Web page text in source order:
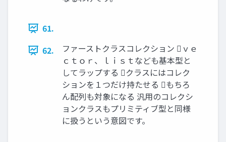
61.
62.
ファーストクラスコレクション ｖｅ
ｃｔｏｒ、ｌｉｓｔなども基本型と
してラップする クラスにはコレク
ションを１つだけ持たせる もちろ
ん配列も対象になる 汎用のコレクシ
ョンクラスもプリミティブ型と同様
に扱うという意図です。